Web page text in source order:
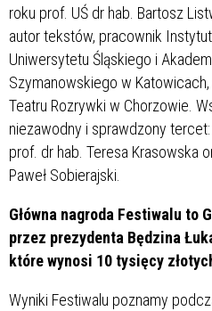
roku prof. UŚ dr hab. Bartosz
autor tekstów, pracownik
Uniwersytetu Śląskiego i
Szymanowskiego w
Teatru Rozrywki w Chorzowie.
niezawodny i sprawdzony
prof. dr hab. Teresa Krasowska
Paweł Sobierajski.
Główna nagroda Festiwalu to
przez prezydenta Będzina
które wynosi 10 tysięcy
Wyniki Festiwalu poznamy